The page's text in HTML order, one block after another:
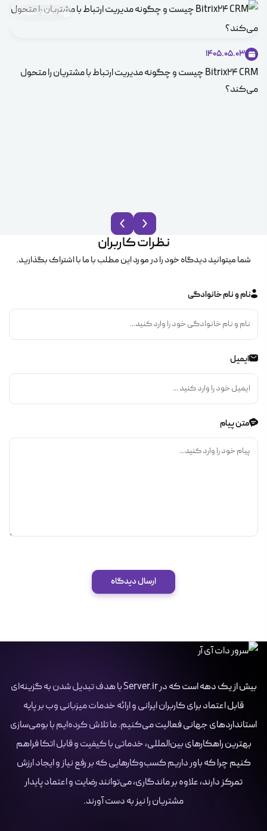
دانشنامه عمومی
1405.05.03
Bitrix24 CRM چیست و چگونه مدیریت ارتباط با مشتریان را متحول
می‌کند؟
نظرات کاربران
شما میتوانید دیدگاه خود را در مورد این مطلب با ما با اشتراک بگذارید.
نام و نام خانوادگی
ایمیل
متن پیام
ارسال دیدگاه
بیش از یک دهه است که در Server.ir با هدف تبدیل شدن به گزینه‌ای
قابل اعتماد برای کاربران ایرانی و ارائه خدمات میزبانی وب بر پایه
استانداردهای جهانی فعالیت می‌کنیم. ما تلاش کرده‌ایم با بومی‌سازی
بهترین راهکارهای بین‌المللی، خدماتی با کیفیت و قابل اتکا فراهم
کنیم چرا که باور داریم کسب‌وکارهایی که بر رفع نیاز و ایجاد ارزش
تمرکز دارند، علاوه بر ماندگاری، می‌توانند رضایت و اعتماد پایدار
مشتریان را نیز به دست آورند.